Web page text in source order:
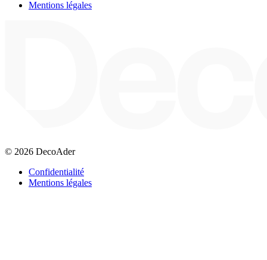
Mentions légales
© 2026 DecoAder
Confidentialité
Mentions légales